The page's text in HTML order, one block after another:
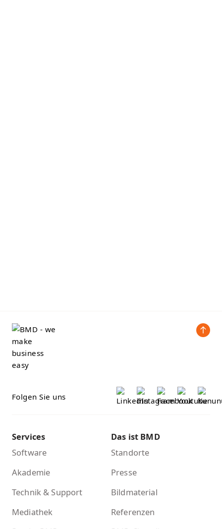
Folgen Sie uns
Services
Software
Akademie
Technik & Support
Mediathek
Das ist BMD
Standorte
Presse
Bildmaterial
Referenzen